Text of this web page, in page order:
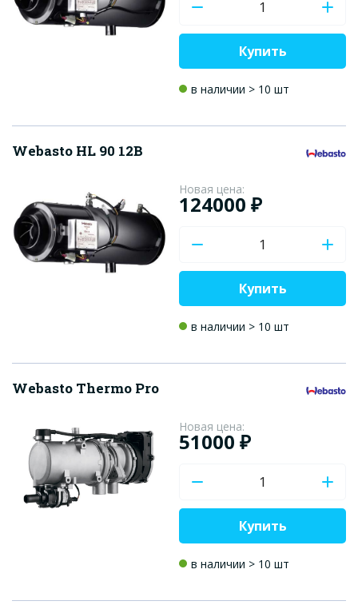
Купить
в наличии > 10 шт
Webasto HL 90 12B
Новая цена:
124000 ₽
Купить
в наличии > 10 шт
Webasto Thermo Pro
Новая цена:
51000 ₽
Купить
в наличии > 10 шт